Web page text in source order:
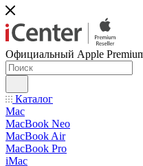
Официальный Apple
Каталог
Mac
MacBook Neo
MacBook Air
MacBook Pro
iMac